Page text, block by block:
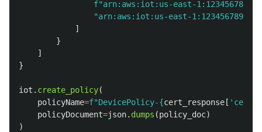
f"arn:aws:iot:us-east-
"arn:aws:iot:us-east-
]
}
]
}
iot . create_policy(
policyName=f"DevicePolicy-{cert_response [ '
policyDocument=json. dumps (policy_doc)
)